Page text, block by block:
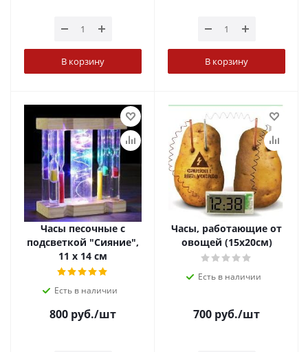
В корзину В корзину
Часы песочные с
подсветкой "Сияние",
11 х 14 см
Есть в наличии
800 руб./шт
Часы, работающие от
овощей (15х20см)
Есть в наличии
700 руб./шт